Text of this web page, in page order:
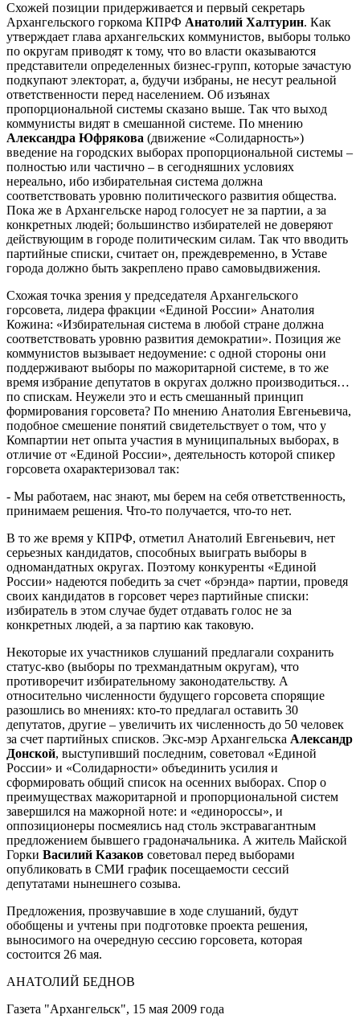
Схожей позиции придерживается и первый секретарь
Архангельского горкома КПРФ Анатолий Халтурин. Как
утверждает глава архангельских коммунистов, выборы только
по округам приводят к тому, что во власти оказываются
представители определенных бизнес-групп, которые зачастую
подкупают электорат, а, будучи избраны, не несут реальной
ответственности перед населением. Об изъянах
пропорциональной системы сказано выше. Так что выход
коммунисты видят в смешанной системе. По мнению
Александра Юфрякова (движение «Солидарность»)
введение на городских выборах пропорциональной системы –
полностью или частично – в сегодняшних условиях
нереально, ибо избирательная система должна
соответствовать уровню политического развития общества.
Пока же в Архангельске народ голосует не за партии, а за
конкретных людей; большинство избирателей не доверяют
действующим в городе политическим силам. Так что вводить
партийные списки, считает он, преждевременно, в Уставе
города должно быть закреплено право самовыдвижения.
Схожая точка зрения у председателя Архангельского
горсовета, лидера фракции «Единой России» Анатолия
Кожина: «Избирательная система в любой стране должна
соответствовать уровню развития демократии». Позиция же
коммунистов вызывает недоумение: с одной стороны они
поддерживают выборы по мажоритарной системе, в то же
время избрание депутатов в округах должно производиться…
по спискам. Неужели это и есть смешанный принцип
формирования горсовета? По мнению Анатолия Евгеньевича,
подобное смешение понятий свидетельствует о том, что у
Компартии нет опыта участия в муниципальных выборах, в
отличие от «Единой России», деятельность которой спикер
горсовета охарактеризовал так:
- Мы работаем, нас знают, мы берем на себя ответственность,
принимаем решения. Что-то получается, что-то нет.
В то же время у КПРФ, отметил Анатолий Евгеньевич, нет
серьезных кандидатов, способных выиграть выборы в
одномандатных округах. Поэтому конкуренты «Единой
России» надеются победить за счет «брэнда» партии, проведя
своих кандидатов в горсовет через партийные списки:
избиратель в этом случае будет отдавать голос не за
конкретных людей, а за партию как таковую.
Некоторые их участников слушаний предлагали сохранить
статус-кво (выборы по трехмандатным округам), что
противоречит избирательному законодательству. А
относительно численности будущего горсовета спорящие
разошлись во мнениях: кто-то предлагал оставить 30
депутатов, другие – увеличить их численность до 50 человек
за счет партийных списков. Экс-мэр Архангельска Александр
Донской, выступивший последним, советовал «Единой
России» и «Солидарности» объединить усилия и
сформировать общий список на осенних выборах. Спор о
преимуществах мажоритарной и пропорциональной систем
завершился на мажорной ноте: и «единороссы», и
оппозиционеры посмеялись над столь экстравагантным
предложением бывшего градоначальника. А житель Майской
Горки Василий Казаков советовал перед выборами
опубликовать в СМИ график посещаемости сессий
депутатами нынешнего созыва.
Предложения, прозвучавшие в ходе слушаний, будут
обобщены и учтены при подготовке проекта решения,
выносимого на очередную сессию горсовета, которая
состоится 26 мая.
АНАТОЛИЙ БЕДНОВ
Газета "Архангельск", 15 мая 2009 года